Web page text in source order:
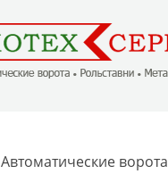
Автоматические ворота